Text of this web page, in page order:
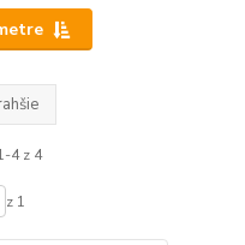
4 z 4
z 1